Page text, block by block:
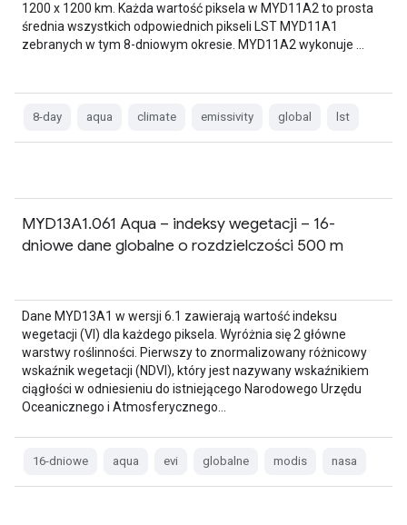
1200 x 1200 km. Każda wartość piksela w MYD11A2 to prosta
średnia wszystkich odpowiednich pikseli LST MYD11A1
zebranych w tym 8-dniowym okresie. MYD11A2 wykonuje …
8-day aqua climate emissivity global lst
MYD13A1.061 Aqua – indeksy wegetacji – 16-
dniowe dane globalne o rozdzielczości 500 m
Dane MYD13A1 w wersji 6.1 zawierają wartość indeksu
wegetacji (VI) dla każdego piksela. Wyróżnia się 2 główne
warstwy roślinności. Pierwszy to znormalizowany różnicowy
wskaźnik wegetacji (NDVI), który jest nazywany wskaźnikiem
ciągłości w odniesieniu do istniejącego Narodowego Urzędu
Oceanicznego i Atmosferycznego…
16-dniowe aqua evi globalne modis nasa